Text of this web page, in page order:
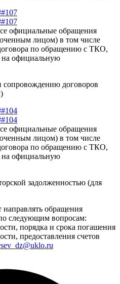
официальные обращения
лицом) в том числе
по обращению с ТКО,
на официальную
договоров
официальные обращения
лицом) в том числе
по обращению с ТКО,
на официальную
задолженностью (для
обращения
следующим вопросам:
порядка и срока погашения
предоставления счетов